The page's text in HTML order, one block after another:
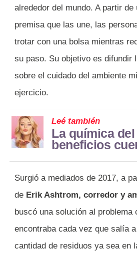
alrededor del mundo. A partir de
premisa que las une, las
trotar con una bolsa mientras
su paso. Su objetivo es difundir
sobre el cuidado del ambiente
ejercicio.
Leé también
La química
beneficios
Surgió a mediados de 2017, a
de Erik Ashtrom, corredor y
buscó una solución al problema
encontraba cada vez que salía
cantidad de residuos ya sea en